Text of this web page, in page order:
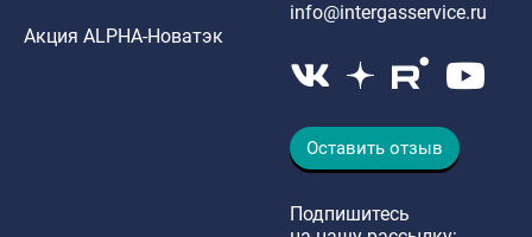
Акция ALPHA-Новатэк
info@intergasservice.ru
Оставить отзыв
Подпишитесь